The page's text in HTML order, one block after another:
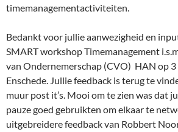
timemanagementactiviteiten.
Bedankt voor jullie aanwezigheid en
SMART workshop Timemanagement
van Ondernemerschap (CVO) HAN op
Enschede. Jullie feedback is terug te
muur post it’s. Mooi om te zien was dat
pauze goed gebruikten om elkaar te
uitgebreidere feedback van Robbert